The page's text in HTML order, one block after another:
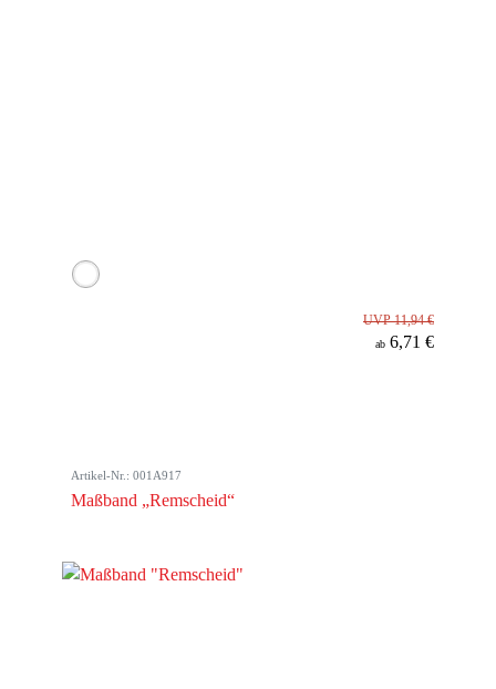
UVP 11,94 €
ab 6,71 €
Artikel-Nr.: 001A917
Maßband „Remscheid“